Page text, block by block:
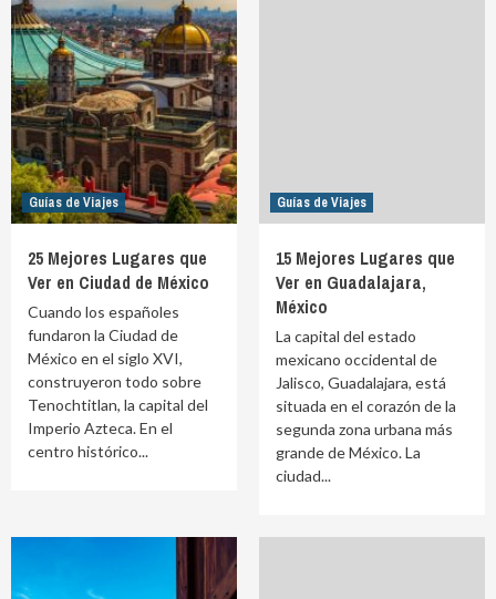
Guías de Viajes
25 Mejores Lugares que
Ver en Ciudad de México
Cuando los españoles
fundaron la Ciudad de
México en el siglo XVI,
construyeron todo sobre
Tenochtitlan, la capital del
Imperio Azteca. En el
centro histórico...
Guías de Viajes
15 Mejores Lugares que
Ver en Guadalajara,
México
La capital del estado
mexicano occidental de
Jalisco, Guadalajara, está
situada en el corazón de la
segunda zona urbana más
grande de México. La
ciudad...